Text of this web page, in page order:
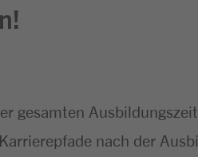
gesamten Ausbildungszeit
nach der